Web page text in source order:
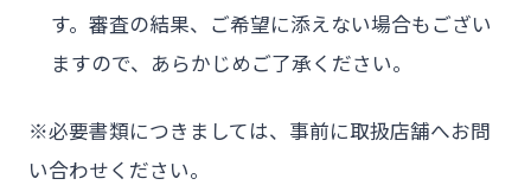
す。審査の結果、ご希望に添えない場合もござい
ますので、あらかじめご了承ください。
※必要書類につきましては、事前に取扱店舗へお問
い合わせください。